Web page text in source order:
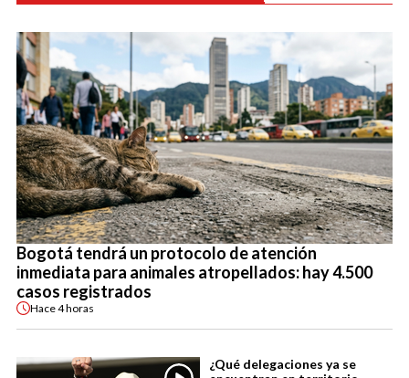
Bogotá tendrá un protocolo de atención
inmediata para animales atropellados: hay 4.500
casos registrados
Hace4 horas
¿Qué delegaciones ya se